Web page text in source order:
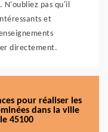
N'oubliez pas qu'il
et
directement.
pour réaliser les
dans la ville
45100